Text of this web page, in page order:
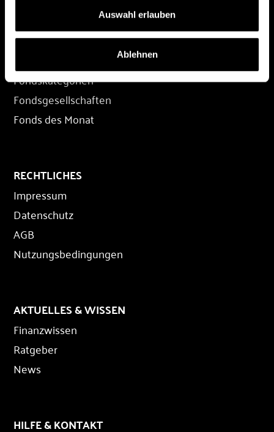
Auswahl erlauben
Ablehnen
FONDS
Fondskategorien
Fondsgesellschaften
Fonds des Monat
RECHTLICHES
Impressum
Datenschutz
AGB
Nutzungsbedingungen
AKTUELLES & WISSEN
Finanzwissen
Ratgeber
News
HILFE & KONTAKT